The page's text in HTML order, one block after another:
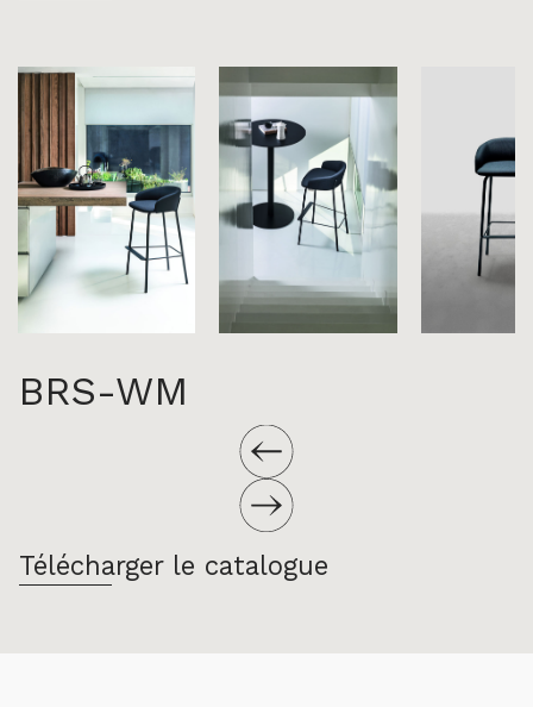
BRS-WM
Télécharger le catalogue